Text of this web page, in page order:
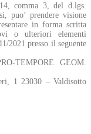
comma 3, del d.lgs.
puo’ prendere visione
in forma scritta
o ulteriori elementi
2021 presso il seguente
TEMPORE GEOM.
1 23030 – Valdisotto